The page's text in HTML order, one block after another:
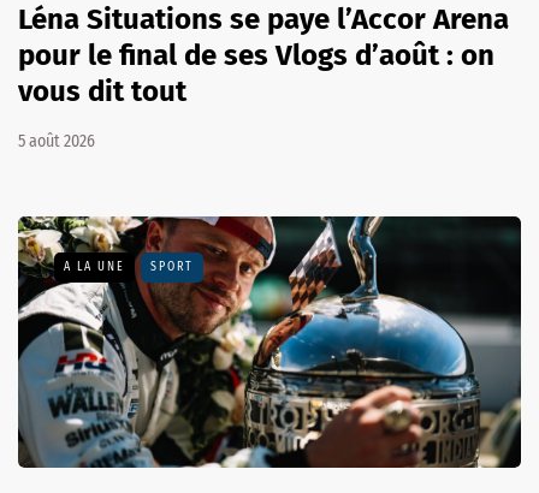
Léna Situations se paye l’Accor Arena
pour le final de ses Vlogs d’août : on
vous dit tout
5 août 2026
A LA UNE SPORT